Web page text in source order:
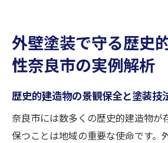
外壁塗装で守る歴史
性奈良市の実例解析
歴史的建造物の景観保全と塗装技
奈良市には数多くの歴史的建造物が
保つことは地域の重要な使命です。